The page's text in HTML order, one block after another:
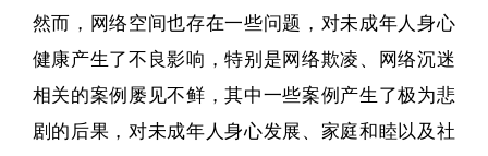
然而，网络空间也存在一些问题，对未成年人身心
健康产生了不良影响，特别是网络欺凌、网络沉迷
相关的案例屡见不鲜，其中一些案例产生了极为悲
剧的后果，对未成年人身心发展、家庭和睦以及社